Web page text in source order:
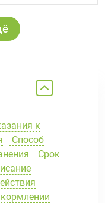
к
Способ
Срок